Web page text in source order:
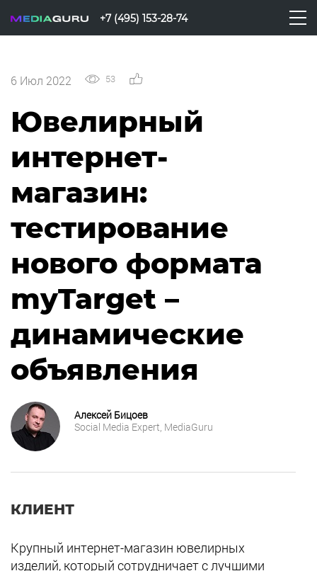
+7 (495) 153-28-74
6 Июл 2022 53
Ювелирный
интернет-
магазин:
тестирование
нового формата
myTarget –
динамические
объявления
Алексей Бицоев
Social Media Expert, MediaGuru
КЛИЕНТ
Крупный интернет-магазин ювелирных
изделий, который сотрудничает с лучшими